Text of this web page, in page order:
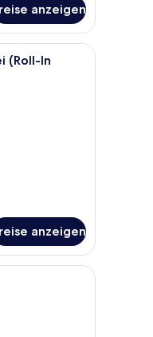
anzeigen
mit einem Bett, einer
(Roll-In
anzeigen